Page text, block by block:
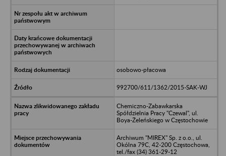
osobowo-płacowa
992700/611/1362/2015-SAK-WJ
Chemiczno-Zabawkarska
Spółdzielnia Pracy "Czewal", ul.
Boya-Żeleńskiego w Częstochowie
Archiwum "MIREX" Sp. z o.o., ul.
Okólna 79C, 42-200 Częstochowa,
tel./fax (34) 361-29-12